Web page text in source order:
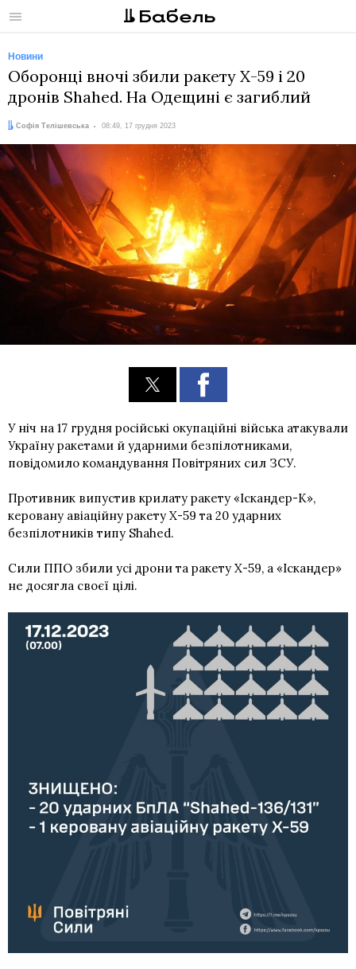
Меню
Новини
Оборонці вночі збили ракету Х-59 і 20
дронів Shahed. На Одещині є загиблий
Автор:
Софія Телішевська
Дата: 08:49, 17 грудня 2023
У ніч на 17 грудня російські окупаційні війська атакували
Україну ракетами й ударними безпілотниками,
повідомило командування Повітряних сил ЗСУ.
Противник випустив крилату ракету «Іскандер-К»,
керовану авіаційну ракету Х-59 та 20 ударних
безпілотників типу Shahed.
Сили ППО збили усі дрони та ракету Х-59, а «Іскандер»
не досягла своєї цілі.